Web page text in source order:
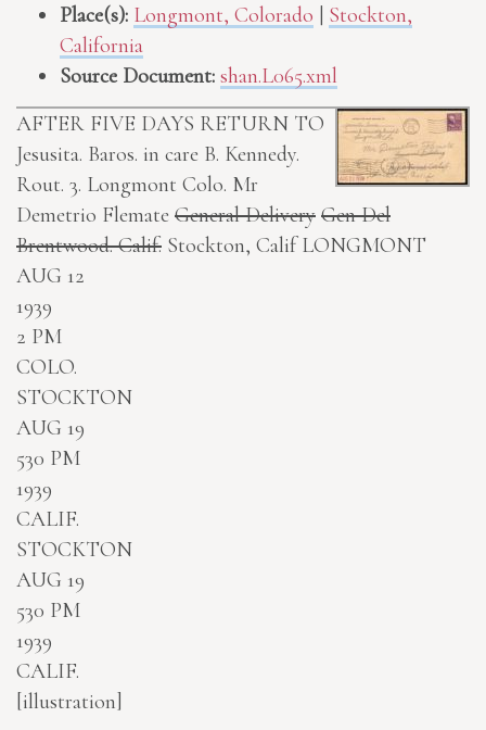
Place(s): Longmont, Colorado
Stockton,
California
Source Document: shan.L065.xml
AFTER FIVE DAYS RETURN TO
Jesusita. Baros. in care B. Kennedy.
Rout. 3. Longmont Colo. Mr
Demetrio Flemate General Delivery Gen Del
Brentwood. Calif. Stockton, CalifLONGMONT
AUG 12
1939
2 PM
COLO.
STOCKTON
AUG 19
530 PM
1939
CALIF.
STOCKTON
AUG 19
530 PM
1939
CALIF.
[illustration]